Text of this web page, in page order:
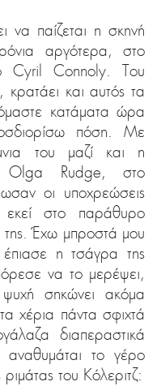
να παίζεται η σκηνή
αργότερα, στο
Cyril Connoly. Του
κρατάει και αυτός τα
κατάματα ώρα
πόση. Με
του μαζί και η
Olga Rudge, στο
οι υποχρεώσεις
στο παράθυρο
της. Έχω μπροστά μου
η τσάγρα της
να το μερέψει,
σηκώνει ακόμα
χέρια πάντα σφιχτά
διαπεραστικά
το γέρο
του Κόλεριτζ: